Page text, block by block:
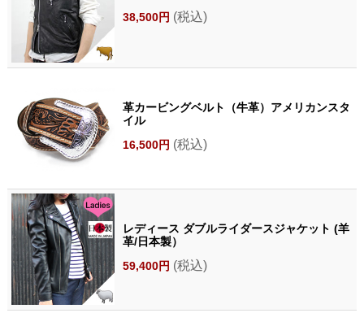
38,500円 (税込)
革カービングベルト（牛革）アメリカンスタ
イル
16,500円 (税込)
レディース ダブルライダースジャケット (羊
革/日本製）
59,400円 (税込)